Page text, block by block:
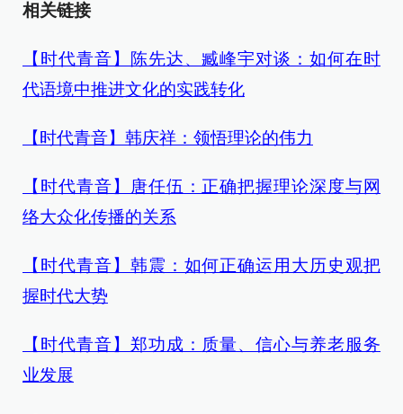
相关链接
【时代青音】陈先达、臧峰宇对谈：如何在时
代语境中推进文化的实践转化
【时代青音】韩庆祥：领悟理论的伟力
【时代青音】唐任伍：正确把握理论深度与网
络大众化传播的关系
【时代青音】韩震：如何正确运用大历史观把
握时代大势
【时代青音】郑功成：质量、信心与养老服务
业发展